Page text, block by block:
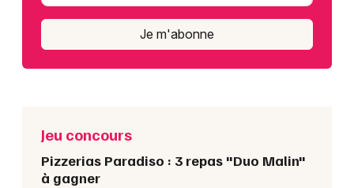
Je m'abonne
Jeu concours
Pizzerias Paradiso : 3 repas "Duo Malin"
à gagner